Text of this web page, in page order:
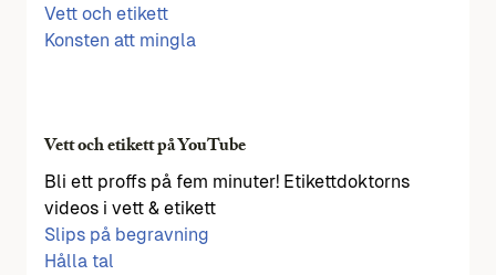
Vett och etikett
Konsten att mingla
Vett och etikett på YouTube
Bli ett proffs på fem minuter! Etikettdoktorns
videos i vett & etikett
Slips på begravning
Hålla tal